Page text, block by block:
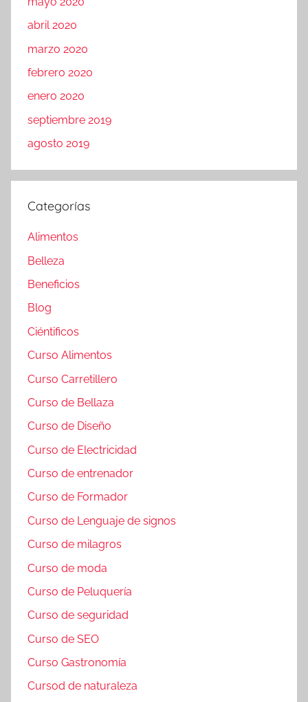
abril 2020
marzo 2020
febrero 2020
enero 2020
septiembre 2019
agosto 2019
Categorías
Alimentos
Belleza
Beneficios
Blog
Ciéntificos
Curso Alimentos
Curso Carretillero
Curso de Bellaza
Curso de Diseño
Curso de Electricidad
Curso de entrenador
Curso de Formador
Curso de Lenguaje de signos
Curso de milagros
Curso de moda
Curso de Peluquería
Curso de seguridad
Curso de SEO
Curso Gastronomía
Cursod de naturaleza